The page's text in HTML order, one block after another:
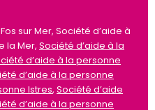
sur Mer, Société d’aide à
la Mer, Société d’aide à la
d’aide à la personne
d’aide à la personne
Istres, Société d’aide
d’aide à la personne